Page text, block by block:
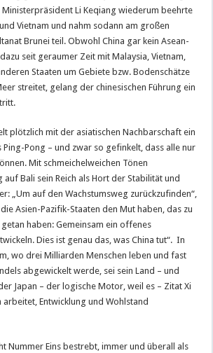
Ministerpräsident Li Keqiang wiederum beehrte
Vietnam und nahm sodann am großen
Brunei teil. Obwohl China gar kein Asean-
seit geraumer Zeit mit Malaysia, Vietnam,
Staaten um Gebiete bzw. Bodenschätze
streitet, gelang der chinesischen Führung ein
plötzlich mit der asiatischen Nachbarschaft ein
Pong – und zwar so gefinkelt, dass alle nur
Mit schmeichelweichen Tönen
auf Bali sein Reich als Hort der Stabilität und
„Um auf den Wachstumsweg zurückzufinden“,
Asien-Pazifik-Staaten den Mut haben, das zu
haben: Gemeinsam ein offenes
Dies ist genau das, was China tut“. In
wo drei Milliarden Menschen leben und fast
abgewickelt werde, sei sein Land – und
Japan – der logische Motor, weil es – Zitat Xi
Entwicklung und Wohlstand
Nummer Eins bestrebt, immer und überall als